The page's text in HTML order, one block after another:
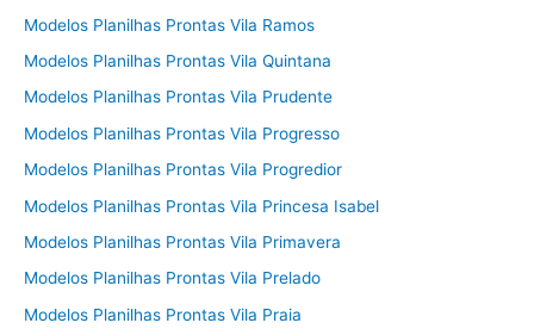
Modelos Planilhas Prontas Vila Ramos
Modelos Planilhas Prontas Vila Quintana
Modelos Planilhas Prontas Vila Prudente
Modelos Planilhas Prontas Vila Progresso
Modelos Planilhas Prontas Vila Progredior
Modelos Planilhas Prontas Vila Princesa Isabel
Modelos Planilhas Prontas Vila Primavera
Modelos Planilhas Prontas Vila Prelado
Modelos Planilhas Prontas Vila Praia